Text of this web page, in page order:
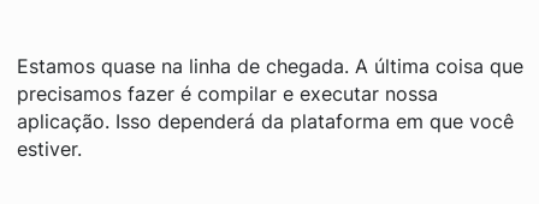
Estamos quase na linha de chegada. A última coisa que
precisamos fazer é compilar e executar nossa
aplicação. Isso dependerá da plataforma em que você
estiver.